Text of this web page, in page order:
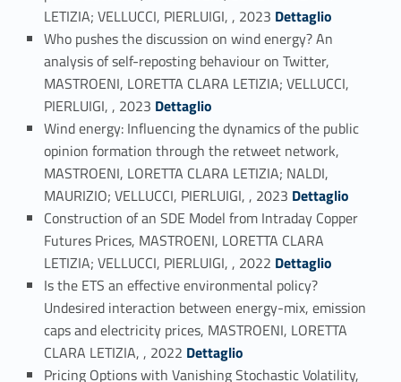
LETIZIA; VELLUCCI, PIERLUIGI, , 2023 Link identifier #identifier_person_198340-10
Dettaglio
Who pushes the discussion on wind energy? An
analysis of self-reposting behaviour on Twitter,
MASTROENI, LORETTA CLARA LETIZIA; VELLUCCI,
PIERLUIGI, , 2023 Link identifier #identifier_person_42422-11
Dettaglio
Wind energy: Influencing the dynamics of the public
opinion formation through the retweet network,
MASTROENI, LORETTA CLARA LETIZIA; NALDI,
MAURIZIO; VELLUCCI, PIERLUIGI, , 2023 Link identifier #identifier_person_97426-12
Dettaglio
Construction of an SDE Model from Intraday Copper
Futures Prices, MASTROENI, LORETTA CLARA
LETIZIA; VELLUCCI, PIERLUIGI, , 2022 Link identifier #identifier_person_173672-13
Dettaglio
Is the ETS an effective environmental policy?
Undesired interaction between energy-mix, emission
caps and electricity prices, MASTROENI, LORETTA
CLARA LETIZIA, , 2022 Link identifier #identifier_person_92461-14
Dettaglio
Pricing Options with Vanishing Stochastic Volatility,